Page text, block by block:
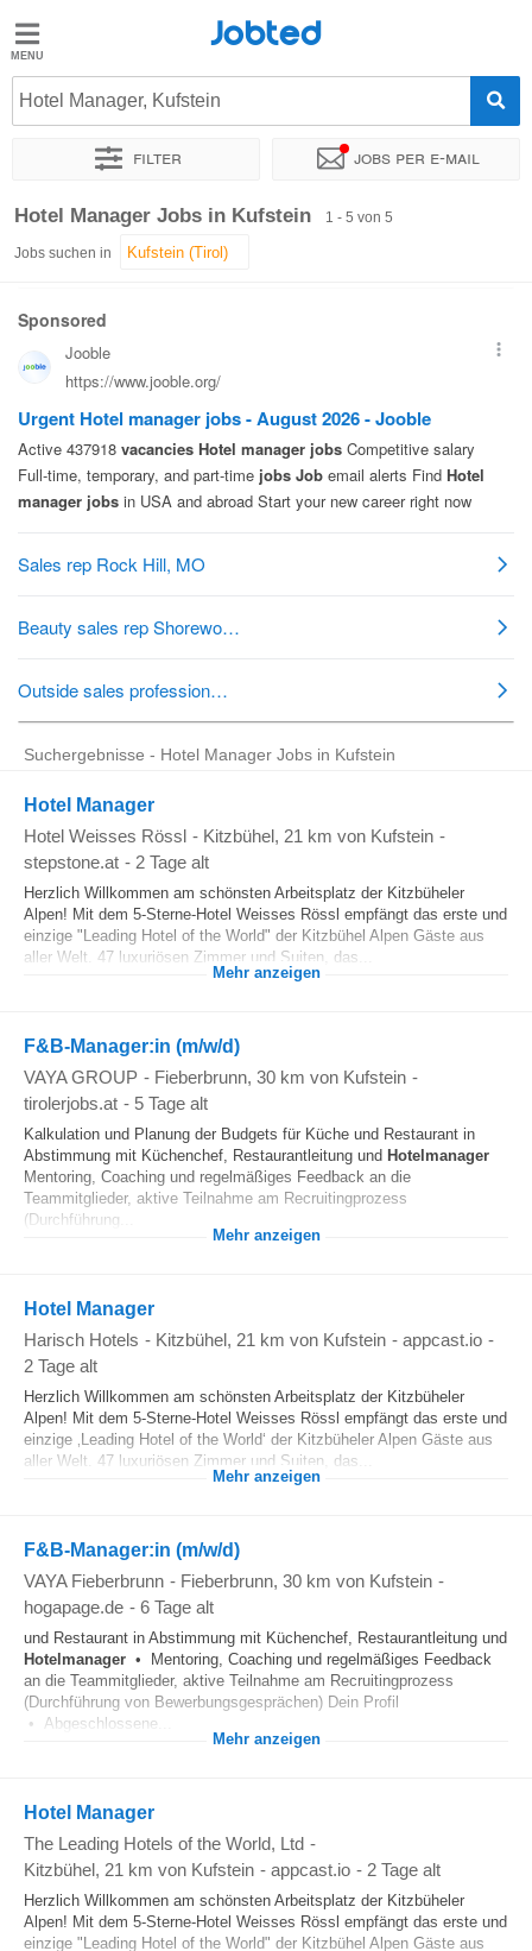
Jobted
Jobs
Jobted
Hotel Manager, Kufstein
Filter Jobs per e-mail
Sortieren nach Genauer Standort
Hotel Manager Jobs in Kufstein 1 - 5 von 5
Jobs suchen in
Suchergebnisse - Hotel Manager Jobs in Kufstein
Hotel Manager
Hotel Weisses Rössl - Kitzbühel, 21 km von Kufstein -
stepstone.at - 2 Tage alt
Herzlich Willkommen am schönsten Arbeitsplatz der Kitzbüheler
Alpen! Mit dem 5-Sterne-Hotel Weisses Rössl empfängt das erste und
einzige "Leading Hotel of the World" der Kitzbühel Alpen Gäste aus
aller Welt. 47 luxuriösen Zimmer und Suiten, das...
Mehr anzeigen
F&B-Manager:in (m/w/d)
VAYA GROUP - Fieberbrunn, 30 km von Kufstein -
tirolerjobs.at - 5 Tage alt
Kalkulation und Planung der Budgets für Küche und Restaurant in
Abstimmung mit Küchenchef, Restaurantleitung und Hotelmanager
Mentoring, Coaching und regelmäßiges Feedback an die
Teammitglieder, aktive Teilnahme am Recruitingprozess
(Durchführung...
Mehr anzeigen
Hotel Manager
Harisch Hotels - Kitzbühel, 21 km von Kufstein - appcast.io -
2 Tage alt
Herzlich Willkommen am schönsten Arbeitsplatz der Kitzbüheler
Alpen! Mit dem 5-Sterne-Hotel Weisses Rössl empfängt das erste und
einzige ‚Leading Hotel of the World‘ der Kitzbüheler Alpen Gäste aus
aller Welt. 47 luxuriösen Zimmer und Suiten, das...
Mehr anzeigen
F&B-Manager:in (m/w/d)
VAYA Fieberbrunn - Fieberbrunn, 30 km von Kufstein -
hogapage.de - 6 Tage alt
und Restaurant in Abstimmung mit Küchenchef, Restaurantleitung und
Hotelmanager • Mentoring, Coaching und regelmäßiges Feedback
an die Teammitglieder, aktive Teilnahme am Recruitingprozess
(Durchführung von Bewerbungsgesprächen) Dein Profil
• Abgeschlossene...
Mehr anzeigen
Hotel Manager
The Leading Hotels of the World, Ltd -
Kitzbühel, 21 km von Kufstein - appcast.io - 2 Tage alt
Herzlich Willkommen am schönsten Arbeitsplatz der Kitzbüheler
Alpen! Mit dem 5-Sterne-Hotel Weisses Rössl empfängt das erste und
einzige "Leading Hotel of the World" der Kitzbühel Alpen Gäste aus